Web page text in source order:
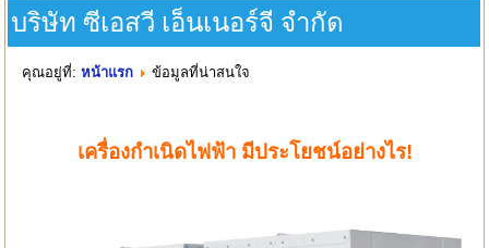
บริษัท ซีเอสวี เอ็นเนอร์จี จำกัด
คุณอยู่ที่:หน้าแรก ข้อมูลที่น่าสนใจ
เครื่องกำเนิดไฟฟ้า มีประโยชน์อย่างไร!